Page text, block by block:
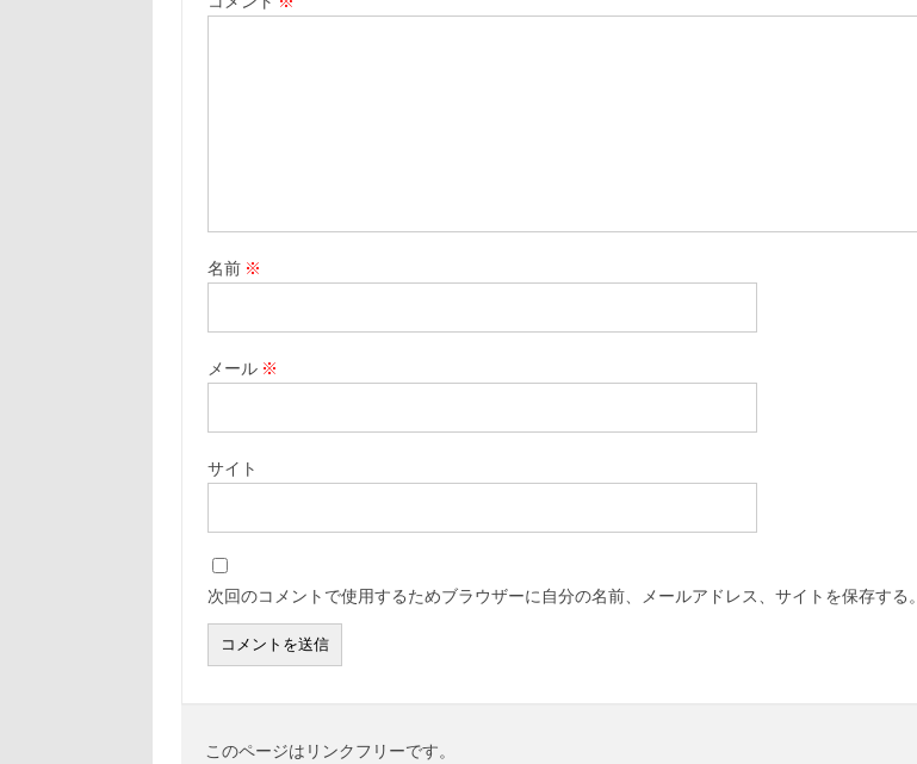
名前 ※
メール ※
サイト
次回のコメントで使用するためブラウザーに自分の名前、メールアドレス、サイトを保存する。
このページはリンクフリーです。